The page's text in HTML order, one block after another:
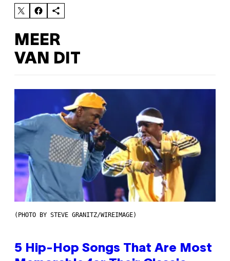
MEER
VAN DIT
(PHOTO BY STEVE GRANITZ/WIREIMAGE)
5 Hip-Hop Songs That Are Most